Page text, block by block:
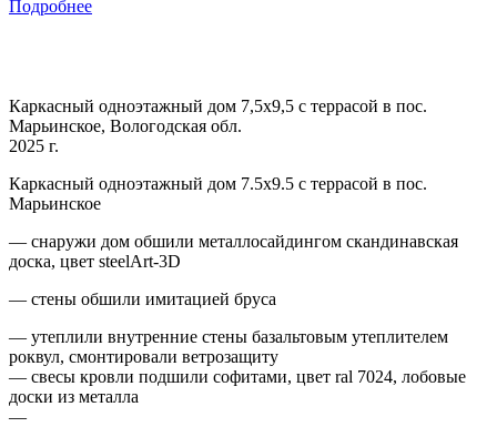
Подробнее
Каркасный одноэтажный дом 7,5х9,5 с террасой в пос.
Марьинское, Вологодская обл.
2025 г.
Каркасный одноэтажный дом 7.5х9.5 с террасой в пос.
Марьинское
— снаружи дом обшили металлосайдингом скандинавская
доска, цвет steelArt-3D
— стены обшили имитацией бруса
— утеплили внутренние стены базальтовым утеплителем
роквул, смонтировали ветрозащиту
— свесы кровли подшили софитами, цвет ral 7024, лобовые
доски из металла
—